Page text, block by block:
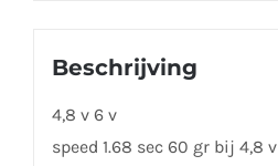
Beschrijving
4,8 v 6 v
speed 1.68 sec 60 gr bij 4,8 v